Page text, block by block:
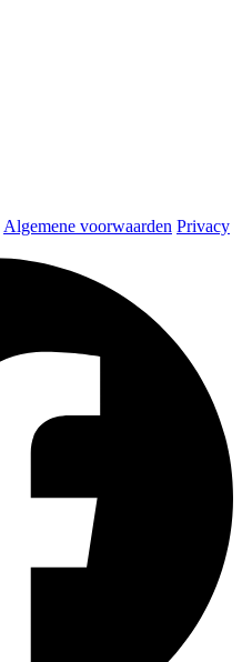
Algemene voorwaarden Privacy